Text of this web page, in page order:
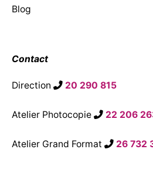
Blog
Contact
Direction 20 290 815
Atelier Photocopie 22 206
Atelier Grand Format 26 732